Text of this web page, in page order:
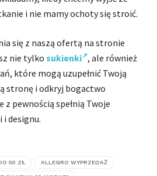
i nie mamy ochoty się stroić.
się z naszą ofertą na stronie
nie tylko sukienki , ale również
które mogą uzupełnić Twoją
stronę i odkryj bogactwo
pewnością spełnią Twoje
i designu.
50 ZŁ ALLEGRO WYPRZEDAŻ